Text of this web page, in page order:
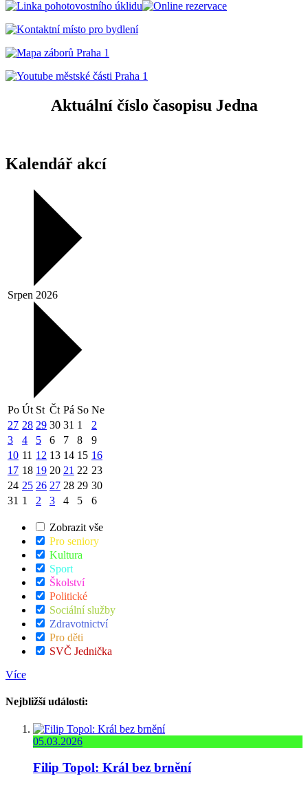
Aktuální číslo časopisu Jedna
Kalendář akcí
Srpen 2026
Po Út St Čt Pá So Ne
27 28 29 30 31 1
2
3
4 5 6 7 8
9
10 11 12 13 14 15 16
17 18 19 20 21 22 23
24 25 26 27 28 29 30
31 1 2 3 4 5 6
Zobrazit vše
Pro seniory
Kultura
Sport
Školství
Politické
Sociální služby
Zdravotnictví
Pro děti
SVČ Jednička
Více
Nejbližší události:
05.03.2026
Filip Topol: Král bez brnění